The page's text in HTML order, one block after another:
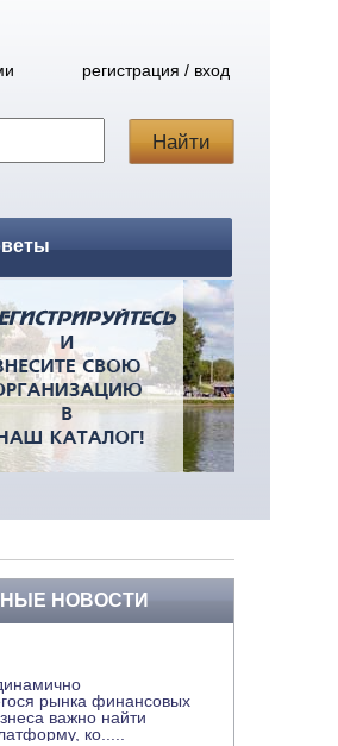
регистрация / вход
НОВОСТИ
рынка финансовых
важно найти
ко